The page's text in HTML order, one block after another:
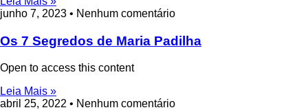
junho 7, 2023
Nenhum comentário
Os 7 Segredos de Maria Padilha
Open to access this content
Leia Mais »
abril 25, 2022
Nenhum comentário